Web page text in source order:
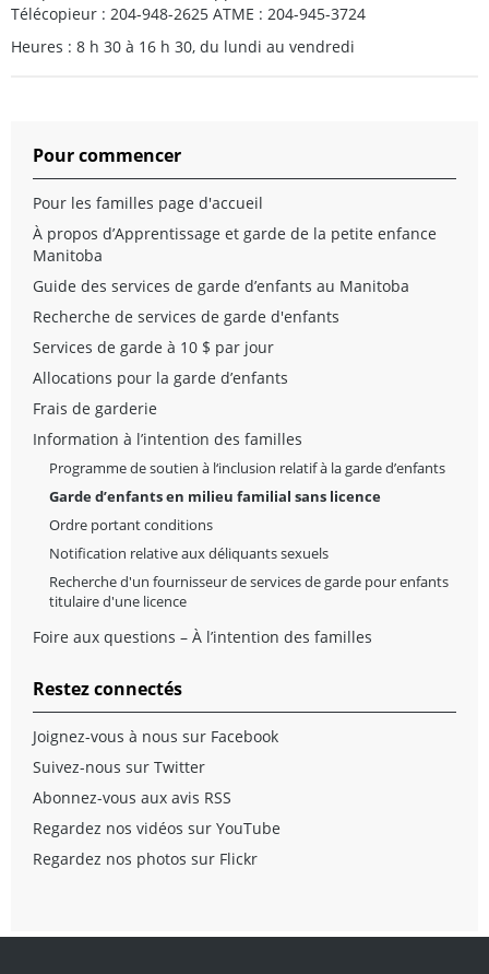
Télécopieur : 204-948-2625 ATME : 204-945-3724
Heures : 8 h 30 à 16 h 30, du lundi au vendredi
Pour commencer
Pour les familles page d'accueil
À propos d’Apprentissage et garde de la petite enfance
Manitoba
Guide des services de garde d’enfants au Manitoba
Recherche de services de garde d'enfants
Services de garde à 10 $ par jour
Allocations pour la garde d’enfants
Frais de garderie
Information à l’intention des familles
Programme de soutien à l‘inclusion relatif à la garde d’enfants
Garde d’enfants en milieu familial sans licence
Ordre portant conditions
Notification relative aux déliquants sexuels
Recherche d'un fournisseur de services de garde pour enfants
titulaire d'une licence
Foire aux questions – À l’intention des familles
Restez connectés
Joignez-vous à nous sur Facebook
Suivez-nous sur Twitter
Abonnez-vous aux avis RSS
Regardez nos vidéos sur YouTube
Regardez nos photos sur Flickr